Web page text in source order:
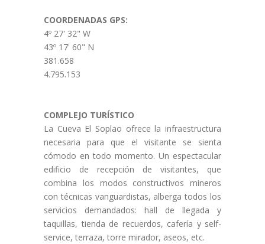
COORDENADAS GPS:
4º 27' 32" W
43º 17' 60" N
381.658
4.795.153
COMPLEJO TURÍSTICO
La Cueva El Soplao ofrece la infraestructura
necesaria para que el visitante se sienta
cómodo en todo momento. Un espectacular
edificio de recepción de visitantes, que
combina los modos constructivos mineros
con técnicas vanguardistas, alberga todos los
servicios demandados: hall de llegada y
taquillas, tienda de recuerdos, cafería y self-
service, terraza, torre mirador, aseos, etc.